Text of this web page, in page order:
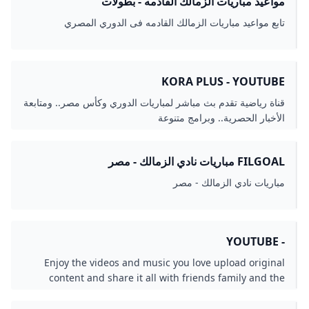
تابع مواعيد مباريات الزمالك القادمه فى الدوري المصري
KORA PLUS - YOUTUBE
قناة رياضية تقدم بث مباشر لمباريات الدوري وكأس مصر.. ومتابعة
الأخبار الحصرية.. وبرامج متنوعة
FILGOAL مباريات نادي الزمالك - مصر
مباريات نادي الزمالك - مصر
- YOUTUBE
Enjoy the videos and music you love upload original
content and share it all with friends family and the